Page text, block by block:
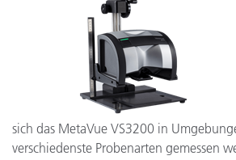
sich das MetaVue VS3200 in
verschiedenste Probenarten gemessen